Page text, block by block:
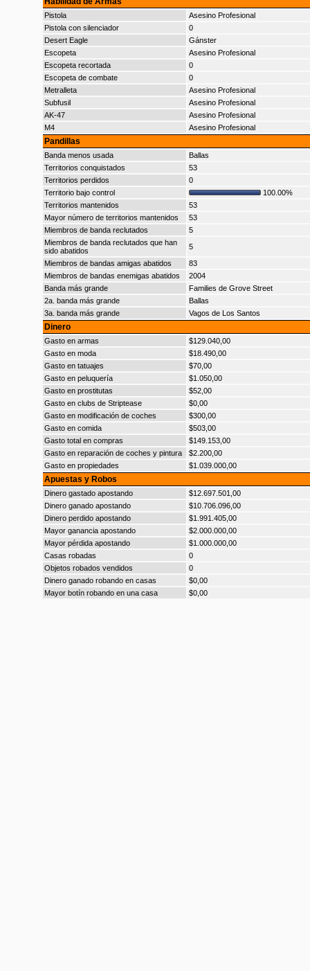
Pistola
Asesino Profesional
Pistola con silenciador
0
Desert Eagle
Gánster
Escopeta
Asesino Profesional
Escopeta recortada
0
Escopeta de combate
0
Metralleta
Asesino Profesional
Subfusil
Asesino Profesional
AK-47
Asesino Profesional
M4
Asesino Profesional
Pandillas
Banda menos usada
Ballas
Territorios conquistados
53
Territorios perdidos
0
Territorio bajo control
100.00%
Territorios mantenidos
53
Mayor número de territorios mantenidos
53
Miembros de banda reclutados
5
Miembros de banda reclutados que han
sido abatidos
5
Miembros de bandas amigas abatidos
83
Miembros de bandas enemigas abatidos
2004
Banda más grande
Families de Grove Street
2a. banda más grande
Ballas
3a. banda más grande
Vagos de Los Santos
Dinero
Gasto en armas
$129.040,00
Gasto en moda
$18.490,00
Gasto en tatuajes
$70,00
Gasto en peluquería
$1.050,00
Gasto en prostitutas
$52,00
Gasto en clubs de Striptease
$0,00
Gasto en modificación de coches
$300,00
Gasto en comida
$503,00
Gasto total en compras
$149.153,00
Gasto en reparación de coches y pintura
$2.200,00
Gasto en propiedades
$1.039.000,00
Apuestas y Robos
Dinero gastado apostando
$12.697.501,00
Dinero ganado apostando
$10.706.096,00
Dinero perdido apostando
$1.991.405,00
Mayor ganancia apostando
$2.000.000,00
Mayor pérdida apostando
$1.000.000,00
Casas robadas
0
Objetos robados vendidos
0
Dinero ganado robando en casas
$0,00
Mayor botín robando en una casa
$0,00